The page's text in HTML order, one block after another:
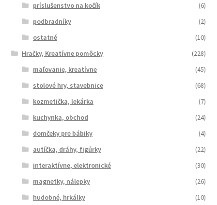
príslušenstvo na kočík
(6)
podbradníky
(2)
ostatné
(10)
Hračky, Kreatívne pomôcky
(228)
maľovanie, kreatívne
(45)
stolové hry, stavebnice
(68)
kozmetička, lekárka
(7)
kuchynka, obchod
(24)
domčeky pre bábiky
(4)
autíčka, dráhy, figúrky
(22)
interaktívne, elektronické
(30)
magnetky, nálepky
(26)
hudobné, hrkálky
(10)